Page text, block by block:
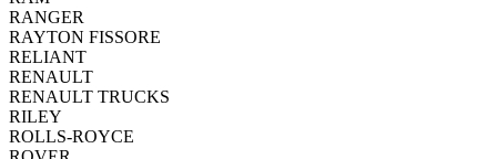
RANGER
RAYTON FISSORE
RELIANT
RENAULT
RENAULT TRUCKS
RILEY
ROLLS-ROYCE